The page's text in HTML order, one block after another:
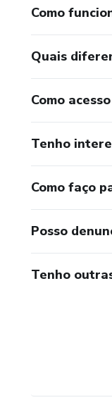
Como
Quais
Como
Tenho
Como faço
Posso
Tenho